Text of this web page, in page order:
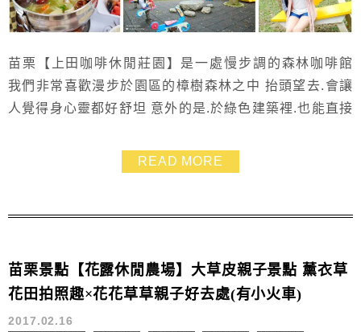
苗栗【上田咖啡休閒莊園】是一處慢步調的森林咖啡館
我們非常喜歡漫步於園區的樟樹森林之中 抬頭望去.會讓
人覺得身心靈都好舒坦 意外的是.於綠色建築裡.也能直接
很貼心的在用餐區這裡也規劃了一小塊戶外兒童遊戲區
孩子不用關在室內.但又能在家長視線內活動
READ MORE
苗栗景點【花露休閒農場】大草皮親子景點 薰衣草
花田拍照趣×花花草草親子好去處(有小火車)
2017.02.16